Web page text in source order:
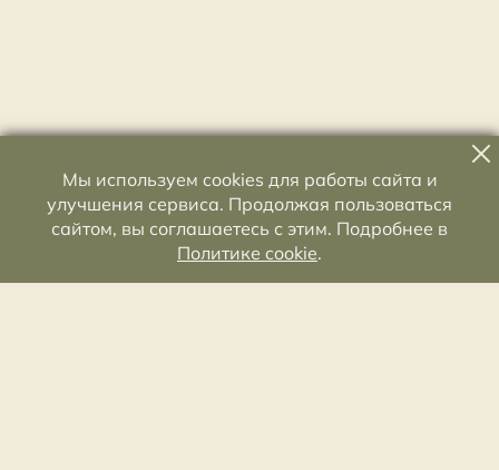
Мы используем cookies для работы сайта и
улучшения сервиса. Продолжая пользоваться
сайтом, вы соглашаетесь с этим. Подробнее в
Политике cookie.